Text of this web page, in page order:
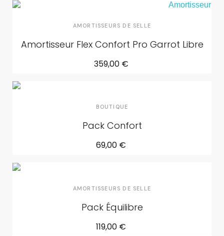
AMORTISSEURS DE SELLE
Amortisseur Flex Confort Pro Garrot Libre
359,00 €
BOUTIQUE
Pack Confort
69,00 €
AMORTISSEURS DE SELLE
Pack Équilibre
119,00 €